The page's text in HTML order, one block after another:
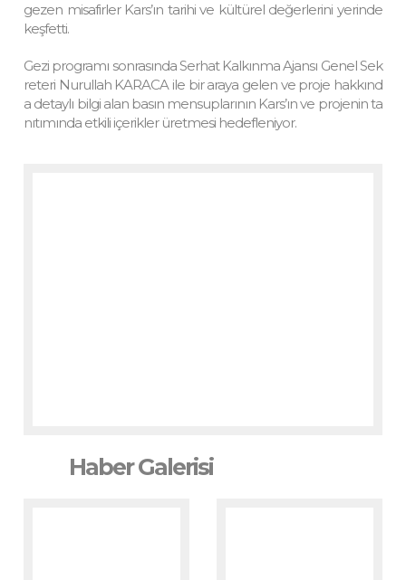
Haber Galerisi
gezen misafirler Kars’ın tarihi ve kültürel değerlerini yerinde
keşfetti.
Gezi programı sonrasında Serhat Kalkınma Ajansı Genel Sek
reteri Nurullah KARACA ile bir araya gelen ve proje hakkınd
a detaylı bilgi alan basın mensuplarının Kars’ın ve projenin ta
nıtımında etkili içerikler üretmesi hedefleniyor.